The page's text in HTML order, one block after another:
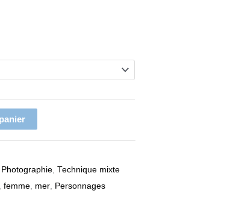
Photographie Technique mixte
femme mer Personnages